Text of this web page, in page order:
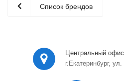
Список брендов
Центральный офис
г.Екатеринбург,